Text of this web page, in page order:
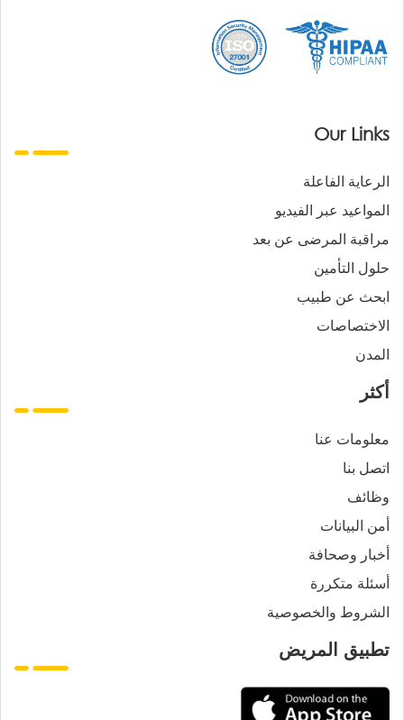
Our Links
الرعاية الفاعلة
المواعيد عبر الفيديو
مراقبة المرضى عن بعد
حلول التأمين
ابحث عن طبيب
الاختصاصات
المدن
أكثر
معلومات عنا
اتصل بنا
وظائف
أمن البيانات
أخبار وصحافة
أسئلة متكررة
الشروط والخصوصية
تطبيق المريض